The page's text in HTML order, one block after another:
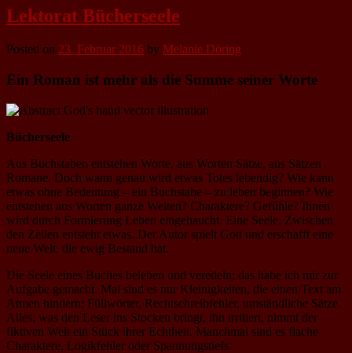
Lektorat Bücherseele
Posted on 23. Februar 2016 by Melanie Döring
Ein Roman ist mehr als die Summe seiner Worte
Bücherseele
Aus Buchstaben entstehen Worte, aus Worten Sätze, aus Sätzen
Romane. Doch wann genau wird etwas Totes lebendig? Wie kann
etwas ohne Bedeutung – ein Buchstabe – zu leben beginnen? Wie
entstehen aus Worten ganze Welten? Charaktere? Gefühle? Ihnen
wird durch Formierung Leben eingehaucht. Eine Seele. Zwischen
den Zeilen entsteht etwas. Der Autor spielt Gott und erschafft eine
neue Welt, die ewig Bestand hat.
Die Seele eines Buches beleben und veredeln; das habe ich mir zur
Aufgabe gemacht. Mal sind es nur Kleinigkeiten, die einen Text am
Atmen hindern; Füllwörter, Rechtschreibfehler, umständliche Sätze.
Alles, was den Leser ins Stocken bringt, ihn irritiert, nimmt der
fiktiven Welt ein Stück ihrer Echtheit. Manchmal sind es flache
Charaktere, Logikfehler oder Spannungstiefs.